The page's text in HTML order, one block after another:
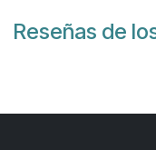
Reseñas de